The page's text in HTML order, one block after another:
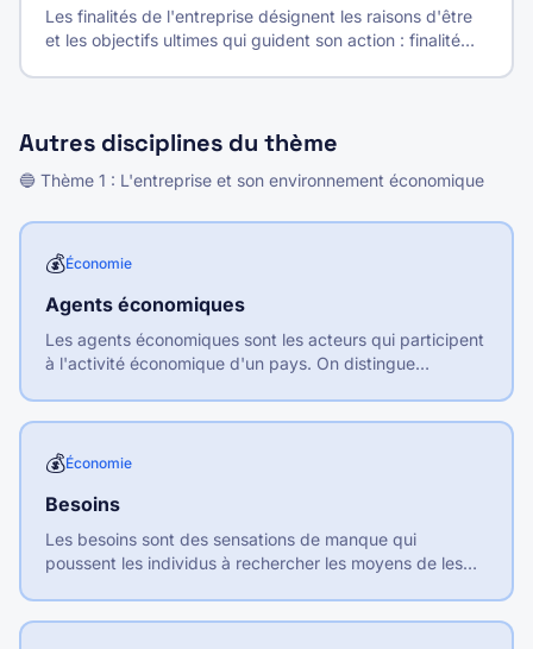
Les finalités de l'entreprise désignent les raisons d'être
et les objectifs ultimes qui guident son action : finalité
Autres disciplines du thème
🔵 Thème 1 : L'entreprise et son environnement économique
💰Économie
Agents économiques
Les agents économiques sont les acteurs qui participent
à l'activité économique d'un pays. On distingue
💰Économie
Besoins
Les besoins sont des sensations de manque qui
poussent les individus à rechercher les moyens de les